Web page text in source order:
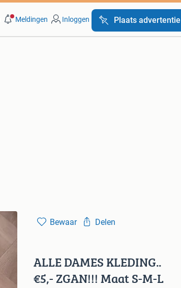
Meldingen Inloggen Plaats advertentie
Bewaar Delen
ALLE DAMES KLEDING..
€5,- ZGAN!!! Maat S-M-L